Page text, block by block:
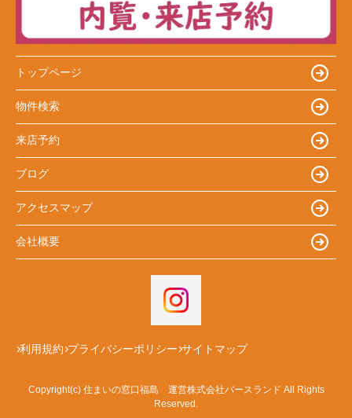
トップページ
物件検索
来店予約
ブログ
アクセスマップ
会社概要
利用規約 プライバシーポリシー サイトマップ
Copyright(c) 住まいの窓口福島 運営株式会社バースランド All Rights
Reserved.